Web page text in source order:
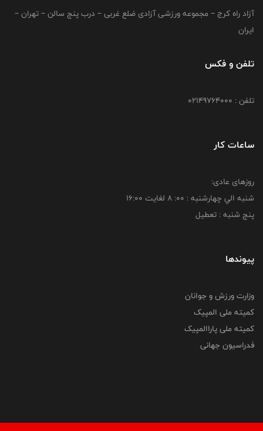
آزاد راه کرج – مجموعه ورزشی آزادی ضلع غربی – درب پنج سالن – تهران –
ایران
تلفن و فکس
تلفن : 02149764000
ساعات کار
روزهای عادی:
شنبه الي چهارشنبه : 00: 8 لغايت 16:00
پنج شنبه : تعطیل
پیوندها
وزارت ورزش و جوانان
کمیته ملی المپیک
کمیته ملی پاراالمپیک
فدراسیون جهانی